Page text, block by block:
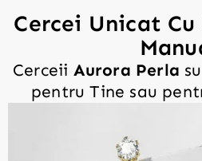
Cercei Unicat
Cerceii Aurora Perla
pentru Tine sau